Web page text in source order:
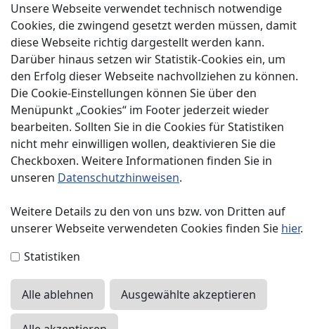
Über uns
Service
Spenden
Impressum
Kontakt
Presse
Sitemap
Unsere Webseite verwendet technisch notwendige
Cookies, die zwingend gesetzt werden müssen, damit
diese Webseite richtig dargestellt werden kann.
Darüber hinaus setzen wir Statistik-Cookies ein, um
den Erfolg dieser Webseite nachvollziehen zu können.
Die Cookie-Einstellungen können Sie über den
Menüpunkt „Cookies“ im Footer jederzeit wieder
bearbeiten. Sollten Sie in die Cookies für Statistiken
nicht mehr einwilligen wollen, deaktivieren Sie die
Checkboxen. Weitere Informationen finden Sie in
unseren Datenschutzhinweisen.
Weitere Details zu den von uns bzw. von Dritten auf
unserer Webseite verwendeten Cookies finden Sie hier.
Statistiken
Alle ablehnen Ausgewählte akzeptieren